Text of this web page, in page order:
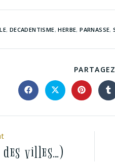
, DECADENTISME, HERBE, PARNASSE,
PARTAGEZ
villes…)